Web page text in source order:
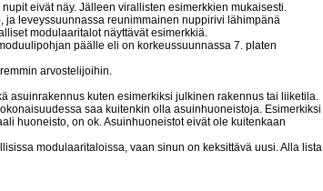
eivät näy. Jälleen virallisten esimerkkien mukaisesti.
ja leveyssuunnassa reunimmainen nuppirivi lähimpänä
modulaaritalot näyttävät esimerkkiä.
päälle eli on korkeussuunnassa 7. platen
arvostelijoihin.
asuinrakennus kuten esimerkiksi julkinen rakennus tai liiketila.
saa kuitenkin olla asuinhuoneistoja. Esimerkiksi
huoneisto, on ok. Asuinhuoneistot eivät ole kuitenkaan
modulaaritaloissa, vaan sinun on keksittävä uusi. Alla lista